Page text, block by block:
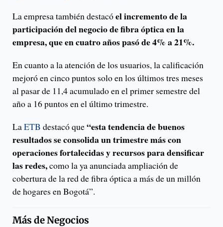
La empresa también destacóel incremento de la
participación del negocio de fibra óptica en la
empresa, que en cuatro años pasó de 4% a 21%.
En cuanto a la atención de los usuarios, la calificación
mejoró en cinco puntos solo en los últimos tres meses
al pasar de 11,4 acumulado en el primer semestre del
año a 16 puntos en el último trimestre.
LaETB destacó que“esta tendencia de buenos
resultados se consolida un trimestre más con
operaciones fortalecidas y recursos para densificar
las redes,como la ya anunciada ampliación de
cobertura de la red de fibra óptica a más de un millón
de hogares en Bogotá”.
Más deNegocios